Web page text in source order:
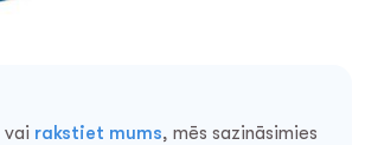
vai rakstiet mums, mēs sazināsimies